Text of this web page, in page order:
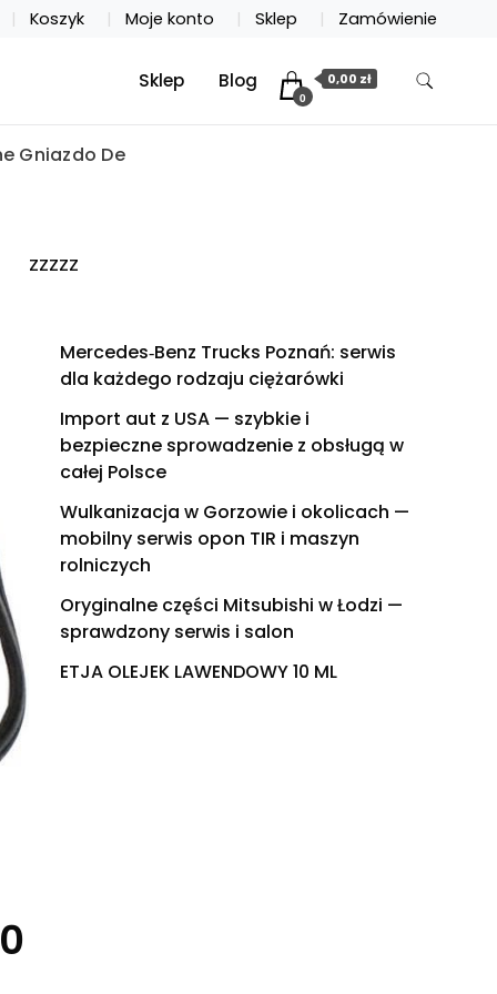
Koszyk Moje konto Sklep Zamówienie
Sklep Blog
0
0,00 zł
Gniazdo De
zzzzz
Mercedes‑Benz Trucks Poznań: serwis
dla każdego rodzaju ciężarówki
Import aut z USA — szybkie i
bezpieczne sprowadzenie z obsługą w
całej Polsce
Wulkanizacja w Gorzowie i okolicach —
mobilny serwis opon TIR i maszyn
rolniczych
Oryginalne części Mitsubishi w Łodzi —
sprawdzony serwis i salon
ETJA OLEJEK LAWENDOWY 10 ML